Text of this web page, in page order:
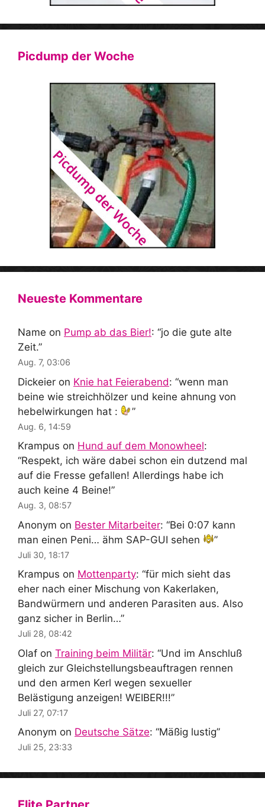
Picdump der Woche
Neueste Kommentare
Name on Pump ab das Bier!: “jo die gute alte
Zeit.”
Aug. 7, 03:06
Dickeier on Knie hat Feierabend: “wenn man
beine wie streichhölzer und keine ahnung von
hebelwirkungen hat :
”
Aug. 6, 14:59
Krampus on Hund auf dem Monowheel:
“Respekt, ich wäre dabei schon ein dutzend mal
auf die Fresse gefallen! Allerdings habe ich
auch keine 4 Beine!”
Aug. 3, 08:57
Anonym on Bester Mitarbeiter: “Bei 0:07 kann
man einen Peni… ähm SAP-GUI sehen
”
Juli 30, 18:17
Krampus on Mottenparty: “für mich sieht das
eher nach einer Mischung von Kakerlaken,
Bandwürmern und anderen Parasiten aus. Also
ganz sicher in Berlin…”
Juli 28, 08:42
Olaf on Training beim Militär: “Und im Anschluß
gleich zur Gleichstellungsbeauftragen rennen
und den armen Kerl wegen sexueller
Belästigung anzeigen! WEIBER!!!”
Juli 27, 07:17
Anonym on Deutsche Sätze: “Mäßig lustig”
Juli 25, 23:33